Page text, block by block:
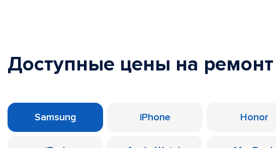
Доступные цены на ремонт
Samsung iPhone Honor